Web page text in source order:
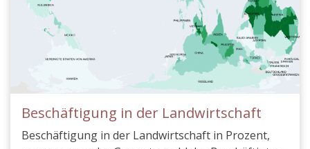
Beschäftigung in der Landwirtschaft
Beschäftigung in der Landwirtschaft in Prozent,